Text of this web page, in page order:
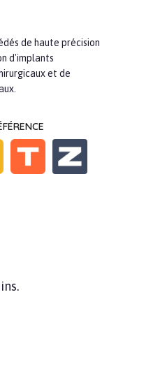
de haute précision
d'implants
et de